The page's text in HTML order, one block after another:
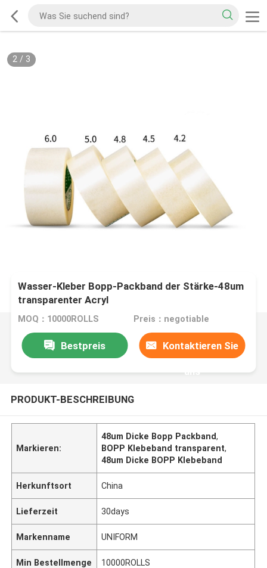
2/ 3
Wasser-Kleber Bopp-Packband der Stärke-48um
transparenter Acryl
MOQ：10000ROLLS Preis：negotiable
Bestpreis Kontaktieren Sie
uns
PRODUKT-BESCHREIBUNG
Markieren:
48um Dicke Bopp Packband,
BOPP Klebeband transparent,
48um Dicke BOPP Klebeband
Herkunftsort China
Lieferzeit 30days
Markenname UNIFORM
Min Bestellmenge 10000ROLLS